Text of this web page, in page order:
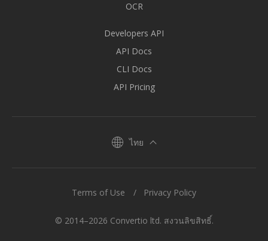
OCR
Developers API
API Docs
CLI Docs
API Pricing
ไทย
© 2014–2026 Convertio ltd. สงวนลิขสิทธิ์.
Terms of Use Privacy Policy